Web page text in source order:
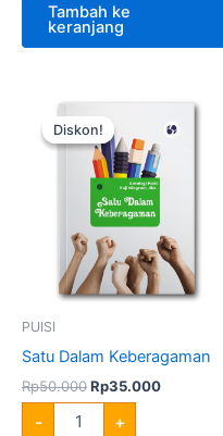
Tambah ke
keranjang
Diskon!
Diskon!
PUISI
Satu Dalam Keberagaman
Rp50.000
Harga
aslinya
adalah:
Rp50.000.
Rp35.000
Harga
saat
ini
adalah:
-
Kuantitas
Satu
Dalam
Keberagaman
+